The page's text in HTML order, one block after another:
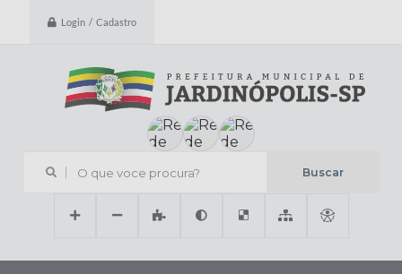
Login / Cadastro
O que voce procura?